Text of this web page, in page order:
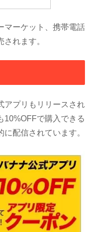
マーケット、携帯電話
れます。
アプリもリリースされ
10%OFFで購入できる
配信されています。